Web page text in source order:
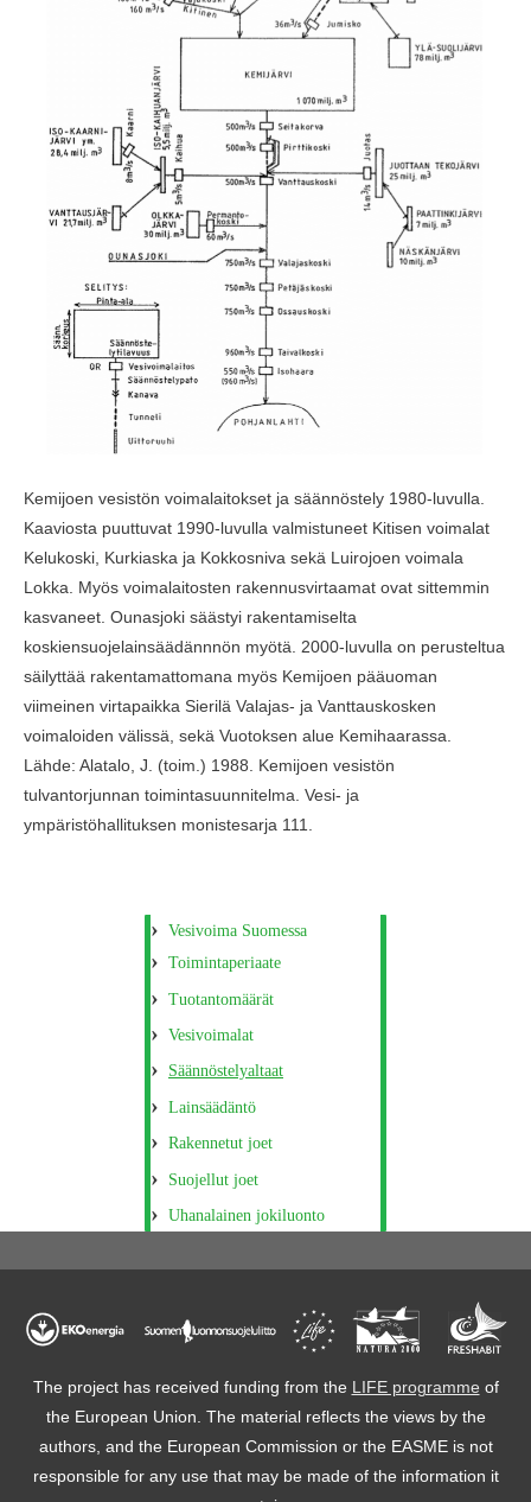
Kemijoen vesistön voimalaitokset ja säännöstely 1980-luvulla.
Kaaviosta puuttuvat 1990-luvulla valmistuneet Kitisen voimalat
Kelukoski, Kurkiaska ja Kokkosniva sekä Luirojoen voimala
Lokka. Myös voimalaitosten rakennusvirtaamat ovat sittemmin
kasvaneet. Ounasjoki säästyi rakentamiselta
koskiensuojelainsäädännnön myötä. 2000-luvulla on perusteltua
säilyttää rakentamattomana myös Kemijoen pääuoman
viimeinen virtapaikka Sierilä Valajas- ja Vanttauskosken
voimaloiden välissä, sekä Vuotoksen alue Kemihaarassa.
Lähde: Alatalo, J. (toim.) 1988. Kemijoen vesistön
tulvantorjunnan toimintasuunnitelma. Vesi- ja
ympäristöhallituksen monistesarja 111.
Vesivoima Suomessa
Toimintaperiaate
Tuotantomäärät
Vesivoimalat
Säännöstelyaltaat
Lainsäädäntö
Rakennetut joet
Suojellut joet
Uhanalainen jokiluonto
The project has received funding from the LIFE programme of
the European Union. The material reflects the views by the
authors, and the European Commission or the EASME is not
responsible for any use that may be made of the information it